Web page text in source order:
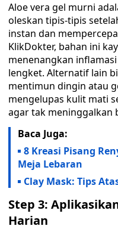
Aloe vera gel murni
oleskan tipis-tipis
instan dan
KlikDokter, bahan ini
menenangkan
lengket. Alternatif lain
mentimun dingin atau
mengelupas kulit mati
agar tak meninggalkan
Baca Juga:
8 Kreasi Pisang
Meja Lebaran
Clay Mask: Tips
Step 3:
Harian